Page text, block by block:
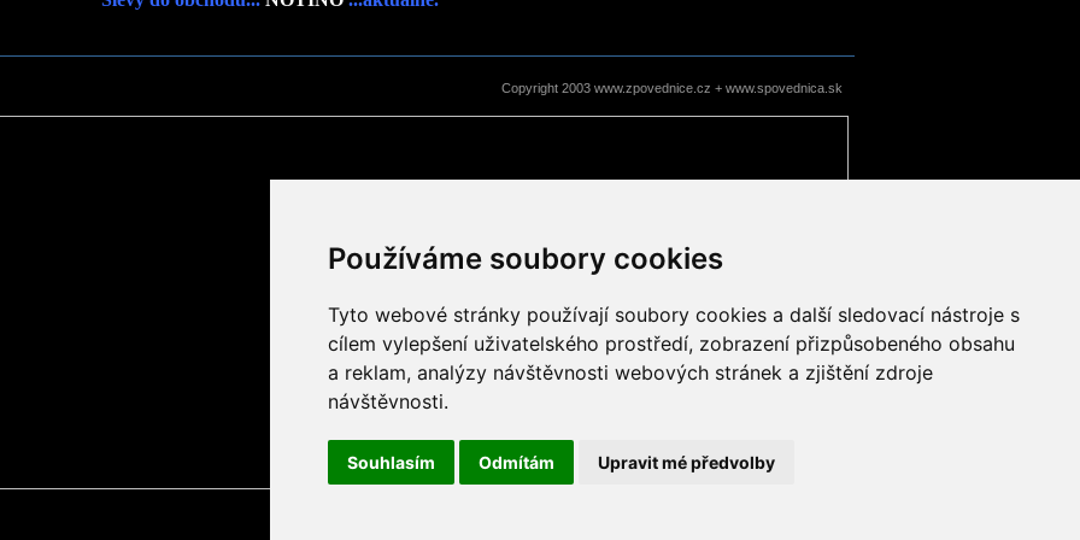
Používáme soubory cookies
Tyto webové stránky používají soubory cookies a další sledovací nástroje s
cílem vylepšení uživatelského prostředí, zobrazení přizpůsobeného obsahu
a reklam, analýzy návštěvnosti webových stránek a zjištění zdroje
návštěvnosti.
Souhlasím Odmítám Upravit mé předvolby
Copyright 2003 www.zpovednice.cz + www.spovednica.sk